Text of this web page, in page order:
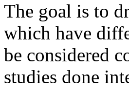
The goal is to
which have
be considered
studies done